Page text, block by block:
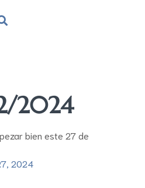
2024
bien este 27 de
2024